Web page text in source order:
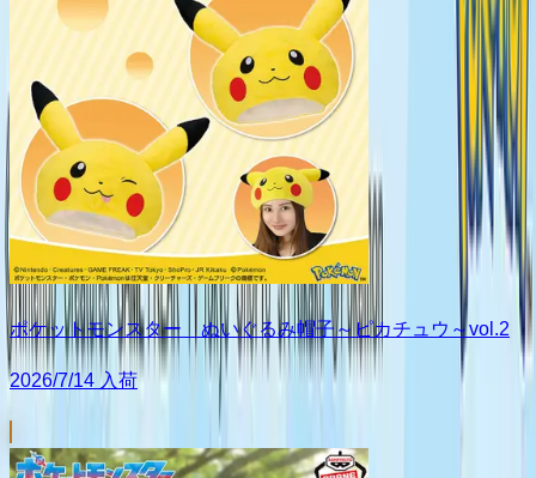
ポケットモンスター ぬいぐるみ帽子～ピカチュウ～vol.2
2026/7/14 入荷